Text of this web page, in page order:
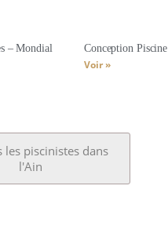
– Mondial
Conception Piscine
Voir »
les piscinistes dans
l'Ain